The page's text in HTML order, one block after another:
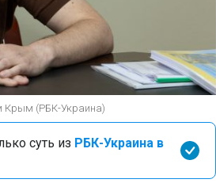
Крым (РБК-Украина)
суть из РБК-Украина в